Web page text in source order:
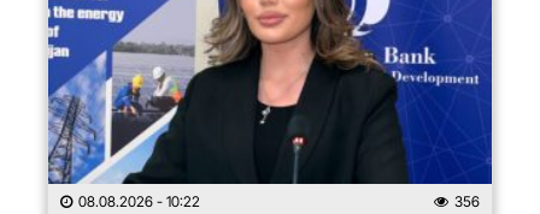
08.08.2026 - 10:22 356